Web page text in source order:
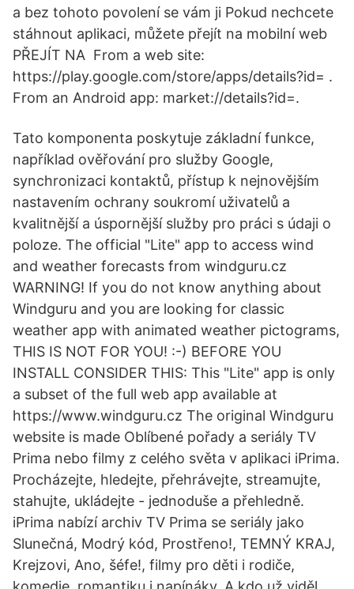
a bez tohoto povolení se vám ji Pokud nechcete
stáhnout aplikaci, můžete přejít na mobilní web
PŘEJÍT NA From a web site:
https://play.google.com/store/apps/details?id= .
From an Android app: market://details?id=.
Tato komponenta poskytuje základní funkce,
například ověřování pro služby Google,
synchronizaci kontaktů, přístup k nejnovějším
nastavením ochrany soukromí uživatelů a
kvalitnější a úspornější služby pro práci s údaji o
poloze. The official "Lite" app to access wind
and weather forecasts from windguru.cz
WARNING! If you do not know anything about
Windguru and you are looking for classic
weather app with animated weather pictograms,
THIS IS NOT FOR YOU! :-) BEFORE YOU
INSTALL CONSIDER THIS: This "Lite" app is only
a subset of the full web app available at
https://www.windguru.cz The original Windguru
website is made Oblíbené pořady a seriály TV
Prima nebo filmy z celého světa v aplikaci iPrima.
Procházejte, hledejte, přehrávejte, streamujte,
stahujte, ukládejte - jednoduše a přehledně.
iPrima nabízí archiv TV Prima se seriály jako
Slunečná, Modrý kód, Prostřeno!, TEMNÝ KRAJ,
Krejzovi, Ano, šéfe!, filmy pro děti i rodiče,